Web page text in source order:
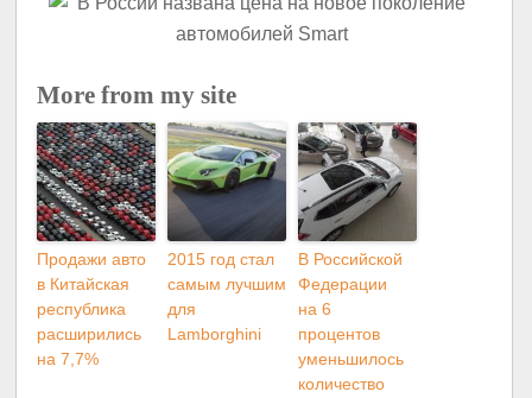
More from my site
Продажи авто
в Китайская
республика
расширились
на 7,7%
2015 год стал
самым лучшим
для
Lamborghini
В Российской
Федерации
на 6
процентов
уменьшилось
количество